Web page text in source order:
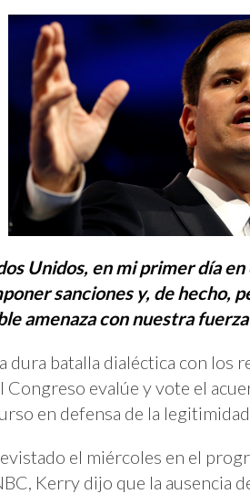
Unidos, en mi primer día
sanciones y, de hecho,
amenaza con nuestra
dura batalla dialéctica con los
Congreso evalúe y vote el
en defensa de la
el miércoles en el
Kerry dijo que la ausencia